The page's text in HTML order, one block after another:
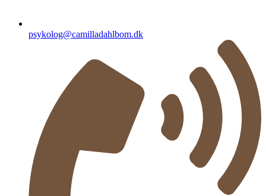
psykolog@camilladahlbom.dk